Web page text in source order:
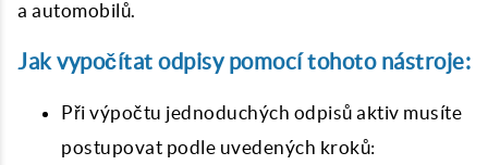
a automobilů.
Jak vypočítat odpisy pomocí tohoto nástroje:
Při výpočtu jednoduchých odpisů aktiv musíte
postupovat podle uvedených kroků: